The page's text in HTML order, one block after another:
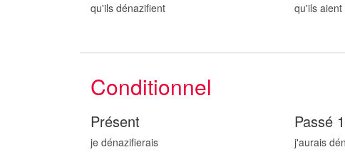
qu'ils dénazifient
qu'ils
Conditionnel
Présent
je dénazifierais
Passé
j'aurais